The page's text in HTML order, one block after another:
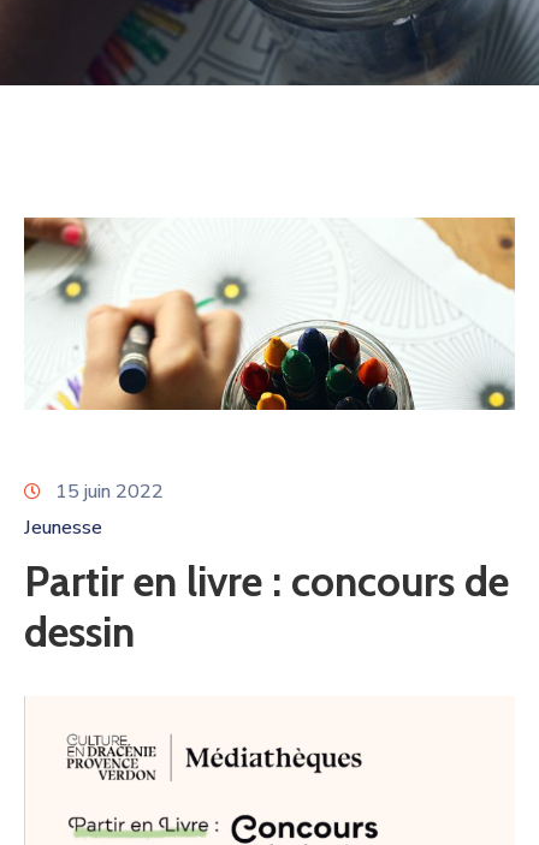
15 juin 2022
Jeunesse
Partir en livre : concours de
dessin